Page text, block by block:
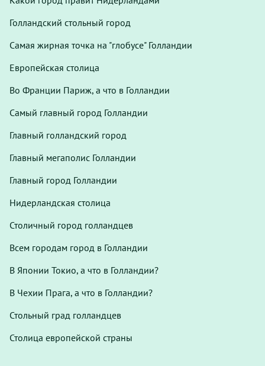
Голландский стольный город
Самая жирная точка на "глобусе" Голландии
Европейская столица
Во Франции Париж, а что в Голландии
Самый главный город Голландии
Главный голландский город
Главный мегаполис Голландии
Главный город Голландии
Нидерландская столица
Столичный город голландцев
Всем городам город в Голландии
В Японии Токио, а что в Голландии?
В Чехии Прага, а что в Голландии?
Стольный град голландцев
Столица европейской страны